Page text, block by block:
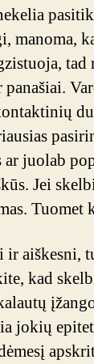
manoma,
tad
juolab
Jei
aiškesni,
kad
jokių